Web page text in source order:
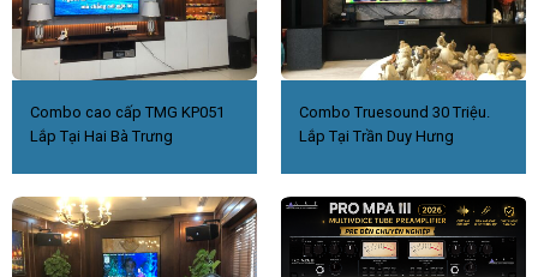
Combo cao cấp TMG KP051
Lắp Tại Hai Bà Trưng
Combo Truesound 30 Triệu.
Lắp Tại Trần Duy Hưng